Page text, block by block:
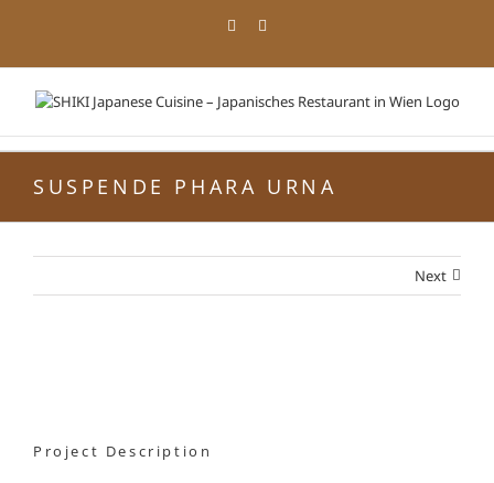
Facebook
SUSPENDE PHARA URNA
Next
Project Description